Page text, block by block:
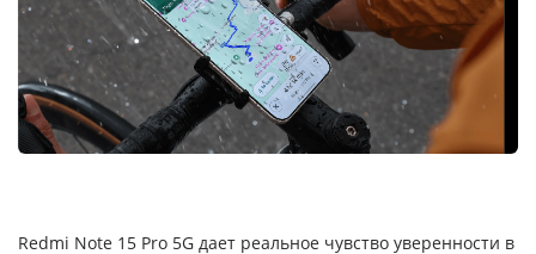
Redmi Note 15 Pro 5G дает реальное чувство уверенности в